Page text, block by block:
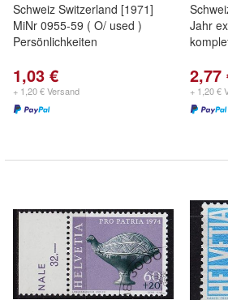
Schweiz Switzerland [1971]
MiNr 0955-59 ( O/ used )
Persönlichkeiten
1,03 €
+ 1,20 € Versand
Jahr
2,77
+ 1,20 €